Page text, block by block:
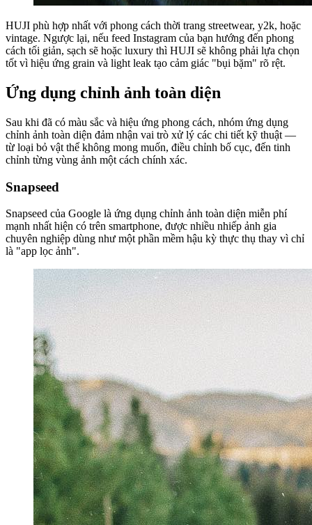
HUJI phù hợp nhất với phong cách thời trang streetwear, y2k, hoặc
vintage. Ngược lại, nếu feed Instagram của bạn hướng đến phong
cách tối giản, sạch sẽ hoặc luxury thì HUJI sẽ không phải lựa chọn
tốt vì hiệu ứng grain và light leak tạo cảm giác "bụi bặm" rõ rệt.
Ứng dụng chỉnh ảnh toàn diện
Sau khi đã có màu sắc và hiệu ứng phong cách, nhóm ứng dụng
chỉnh ảnh toàn diện đảm nhận vai trò xử lý các chi tiết kỹ thuật —
từ loại bỏ vật thể không mong muốn, điều chỉnh bố cục, đến tinh
chỉnh từng vùng ảnh một cách chính xác.
Snapseed
Snapseed của Google là ứng dụng chỉnh ảnh toàn diện miễn phí
mạnh nhất hiện có trên smartphone, được nhiều nhiếp ảnh gia
chuyên nghiệp dùng như một phần mềm hậu kỳ thực thụ thay vì chỉ
là "app lọc ảnh".